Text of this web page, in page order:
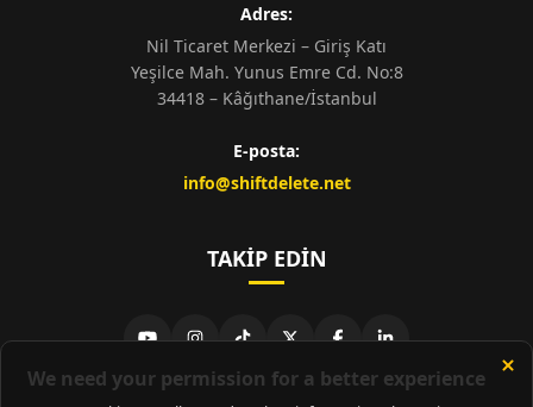
Adres:
Nil Ticaret Merkezi – Giriş Katı
Yeşilce Mah. Yunus Emre Cd. No:8
34418 – Kâğıthane/İstanbul
E-posta:
info@shiftdelete.net
TAKIP EDIN